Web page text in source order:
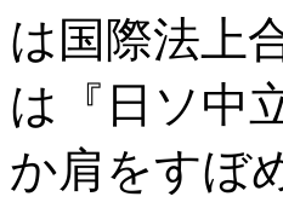
は国際法上
は『日ソ中
か肩をすぼ